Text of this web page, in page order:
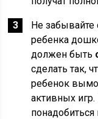
Не забывайте
ребенка
должен быть
сделать так,
ребенок
активных